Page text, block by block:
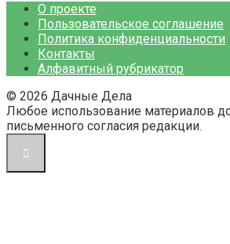
О проекте
Пользовательское соглашение
Политика конфиденциальности
Контакты
Алфавитный рубрикатор
© 2026 Дачные Дела
Любое использование материалов
письменного согласия редакции.